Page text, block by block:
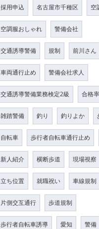
採用申込 名古屋市千種区 空
空調服おしゃれ 警備会社
交通誘導警備 規制 前川さん
車両通行止め 警備会社求人
交通誘導警備業務検定2級 合格率
雑踏警備 釣り 釣りよか
自転車 歩行者自転車通行止め
新人紹介 横断歩道 現場視察
立ち位置 就職祝い 車線規制
片側交互通行 歩道規制
歩行者自転車誘導 愛知 警備